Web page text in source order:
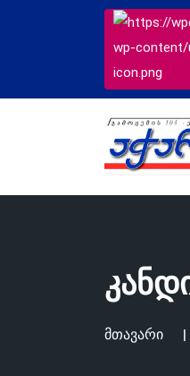
- 7 ეკომიგრანტს
მთავარი